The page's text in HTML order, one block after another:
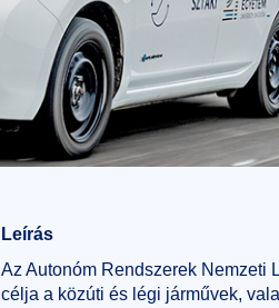
Leírás
Az Autonóm Rendszerek Nemzeti
célja a közúti és légi járművek,